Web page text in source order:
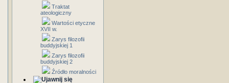
Traktat
ateologiczny
Wartości etyczne
XVII w.
Zarys filozofii
buddyjskiej 1
Zarys filozofii
buddyjskiej 2
Źródło moralności